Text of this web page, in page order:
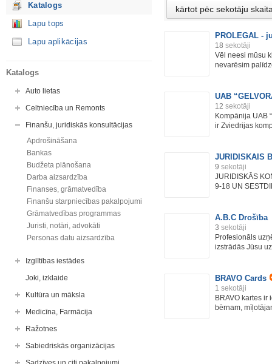
Katalogs
Lapu tops
Lapu aplikācijas
Katalogs
Auto lietas
Celtniecība un Remonts
Finanšu, juridiskās konsultācijas
Apdrošināšana
Bankas
Budžeta plānošana
Darba aizsardzība
Finanses, grāmatvedība
Finanšu starpniecības pakalpojumi
Grāmatvedības programmas
Juristi, notāri, advokāti
Personas datu aizsardzība
Izglītības iestādes
Joki, izklaide
Kultūra un māksla
Medicīna, Farmācija
Ražotnes
Sabiedriskās organizācijas
PROLEGAL -
18 sekotāji
Vēl neesi mūsu
nevarēsim
UAB
12 sekotāji
Kompānija UAB
ir Zviedrijas
JURIDISKAIS
9 sekotāji
JURIDISKĀS
9-18 UN
A.B.C Drošība
3 sekotāji
Profesionāls
izstrādās Jūsu
BRAVO Cards
1 sekotāji
BRAVO kartes
bērnam,